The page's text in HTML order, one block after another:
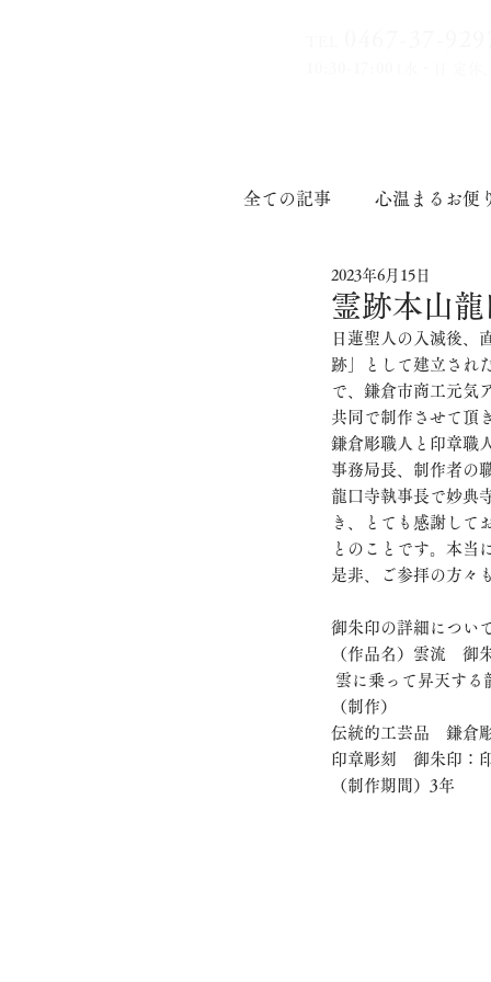
全ての記事 心温まるお便
印章道
霊跡本山
2023年6月15日
日蓮聖人の入滅後、
跡」として建立され
で、 鎌倉市商工元気
共同で制作させて頂
鎌倉彫職人と印章職
事務局長、制作者の
龍口寺執事長で妙典
き、とても感謝して
とのことです。本当
是非、ご参拝の方々
御朱印の詳細につい
（作品名）雲流　御
雲に乗って昇天する
（制作）
伝統的工芸品　鎌倉
印章彫刻　御朱印：
（制作期間）3年